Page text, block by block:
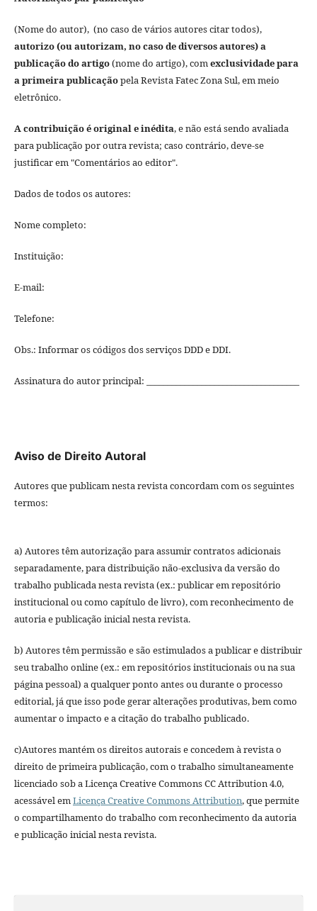
(Nome do autor), (no caso de vários autores citar todos),
autorizo (ou autorizam, no caso de diversos autores) a
publicação do artigo(nome do artigo), comexclusividade para
a primeira publicaçãopela Revista Fatec Zona Sul, em meio
eletrônico.
A contribuição é original e inédita, e não está sendo avaliada
para publicação por outra revista; caso contrário, deve-se
justificar em "Comentários ao editor".
Dados de todos os autores:
Nome completo:
Instituição:
E-mail:
Telefone:
Obs.: Informar os códigos dos serviços DDD e DDI.
Assinatura do autor principal: ____________________________________
Aviso de Direito Autoral
Autores que publicam nesta revista concordam com os seguintes
termos:
a) Autores têm autorização para assumir contratos adicionais
separadamente, para distribuição não-exclusiva da versão do
trabalho publicada nesta revista (ex.: publicar em repositório
institucional ou como capítulo de livro), com reconhecimento de
autoria e publicação inicial nesta revista.
b) Autores têm permissão e são estimulados a publicar e distribuir
seu trabalho online (ex.: em repositórios institucionais ou na sua
página pessoal) a qualquer ponto antes ou durante o processo
editorial, já que isso pode gerar alterações produtivas, bem como
aumentar o impacto e a citação do trabalho publicado.
c)Autores mantém os direitos autorais e concedem à revista o
direito de primeira publicação, com o trabalho simultaneamente
licenciado sob a Licença Creative Commons CC Attribution 4.0,
acessável emLicença Creative Commons Attribution, que permite
o compartilhamento do trabalho com reconhecimento da autoria
e publicação inicial nesta revista.